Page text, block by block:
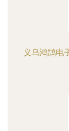
义乌鸿鹄电